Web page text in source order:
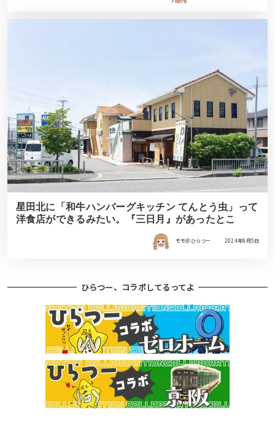
星田北に「和牛ハンバーグキッチン てんとう虫」って
洋食店ができるみたい。『三日月』があったとこ
モモ＠ひらつー 2024年8月5日
ひらつー、コラボしてるってよ